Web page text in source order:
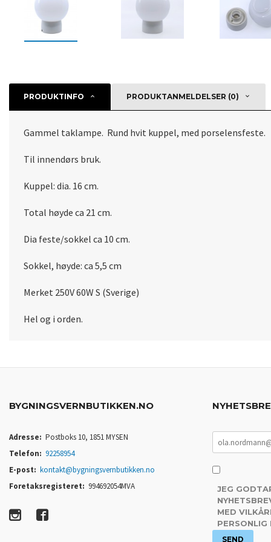
PRODUKTINFO PRODUKTANMELDELSER (0)
Gammel taklampe. Rund hvit kuppel, med porselensfeste.
Til innendørs bruk.
Kuppel: dia. 16 cm.
Total høyde ca 21 cm.
Dia feste/sokkel ca 10 cm.
Sokkel, høyde: ca 5,5 cm
Merket 250V 60W S (Sverige)
Hel og i orden.
BYGNINGSVERNBUTIKKEN.NO
Adresse: Postboks 10, 1851 MYSEN
Telefon: 92258954
E-post: kontakt@bygningsvernbutikken.no
Foretaksregisteret: 994692054MVA
JEG
MED
PERSONLIG